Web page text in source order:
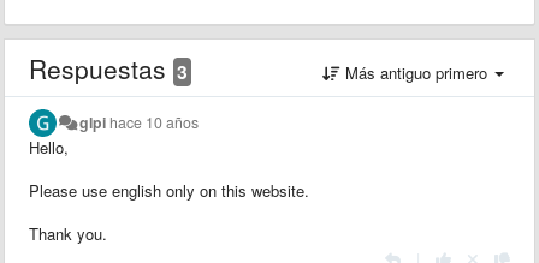
Respuestas 3 Más antiguo primero
glpi hace 10 años
Hello,
Please use english only on this website.
Thank you.